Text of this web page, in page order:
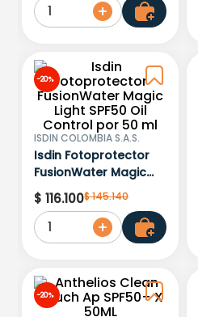
1
-20 %
ISDIN COLOMBIA S.A.S.
Isdin Fotoprotector
FusionWater Magic
Light SPF50 Oil Control
por 50 ml
$ 116.100$145.140
1
-20 %